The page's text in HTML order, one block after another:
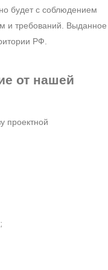
будет с соблюдением
и требований. Выданное
РФ.
от нашей
проектной